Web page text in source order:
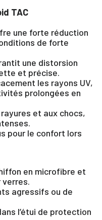
TAC
une forte réduction
de forte
une distorsion
et précise.
les rayons UV,
prolongées en
et aux chocs,
pour le confort lors
en microfibre et
agressifs ou de
l’étui de protection
des
SE